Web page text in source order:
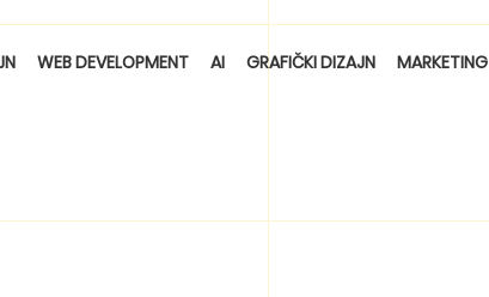
WEB DEVELOPMENT AI GRAFIČKI DIZAJN MARKETING